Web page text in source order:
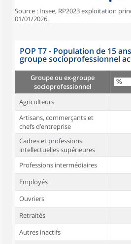
Source : Insee, RP2023 exploitation
01/01/2026.
POP T7 - Population de 15
groupe socioprofessionnel
Groupe ou ex-groupe
socioprofessionnel
Agriculteurs
Artisans, commerçants et
chefs d’entreprise
Cadres et professions
intellectuelles supérieures
Professions intermédiaires
Employés
Ouvriers
Retraités
Autres inactifs